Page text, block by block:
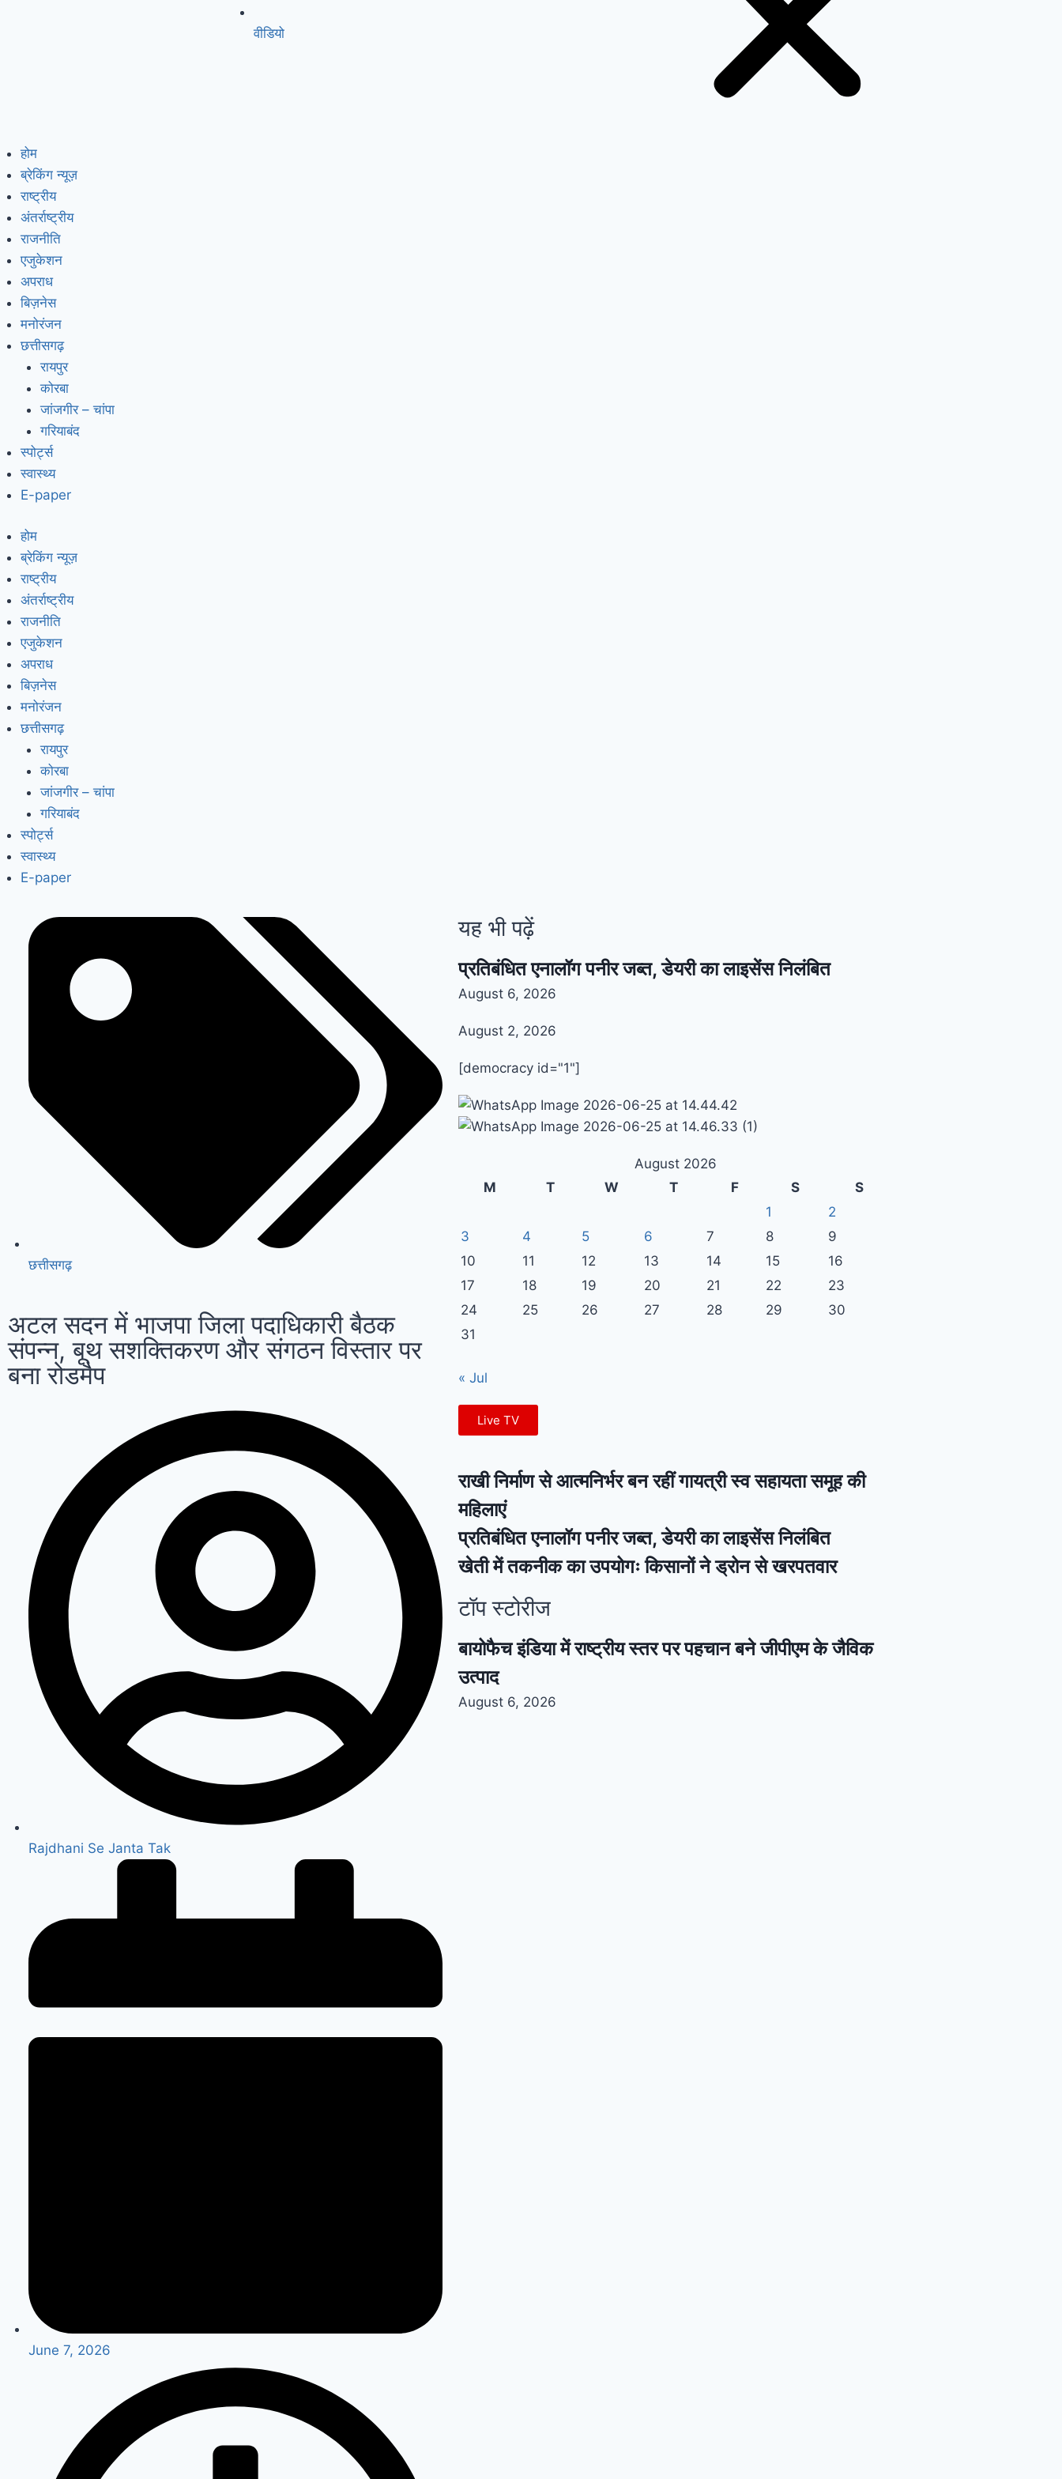
वीडियो
होम
ब्रेकिंग न्यूज़
राष्ट्रीय
अंतर्राष्ट्रीय
राजनीति
एजुकेशन
अपराध
बिज़नेस
मनोरंजन
छत्तीसगढ़
रायपुर
कोरबा
जांजगीर – चांपा
गरियाबंद
स्पोर्ट्स
स्वास्थ्य
E-paper
होम
ब्रेकिंग न्यूज़
राष्ट्रीय
अंतर्राष्ट्रीय
राजनीति
एजुकेशन
अपराध
बिज़नेस
मनोरंजन
छत्तीसगढ़
रायपुर
कोरबा
जांजगीर – चांपा
गरियाबंद
स्पोर्ट्स
स्वास्थ्य
E-paper
छत्तीसगढ़
अटल सदन में भाजपा जिला पदाधिकारी बैठक
संपन्न, बूथ सशक्तिकरण और संगठन विस्तार पर
बना रोडमैप
Rajdhani Se Janta Tak
June 7, 2026
यह भी पढ़ें
प्रतिबंधित एनालॉग पनीर जब्त, डेयरी का लाइसेंस निलंबित
August 6, 2026
August 2, 2026
[democracy id="1"]
August 2026
M
T W T F S
S
1
2
3
4 5 6 7 8
9
10
11 12 13 14 15
16
17
18 19 20 21 22
23
24
25 26 27 28 29
30
31
« Jul
Live TV
राखी निर्माण से आत्मनिर्भर बन रहीं गायत्री स्व सहायता समूह की
महिलाएं
प्रतिबंधित एनालॉग पनीर जब्त, डेयरी का लाइसेंस निलंबित
खेती में तकनीक का उपयोगः किसानों ने ड्रोन से खरपतवार
टॉप स्टोरीज
बायोफैच इंडिया में राष्ट्रीय स्तर पर पहचान बने जीपीएम के जैविक
उत्पाद
August 6, 2026